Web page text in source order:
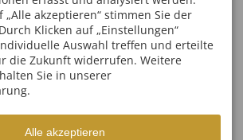
ÖFFNUNGSZEITEN
Mo - Fr
08:00-17:00
Sa, So
geschlossen
„Alle akzeptieren“ stimmen Sie der
Klicken auf „Einstellungen“
Auswahl treffen und erteilte
die Zukunft widerrufen. Weitere
Sie in unserer
Alle akzeptieren